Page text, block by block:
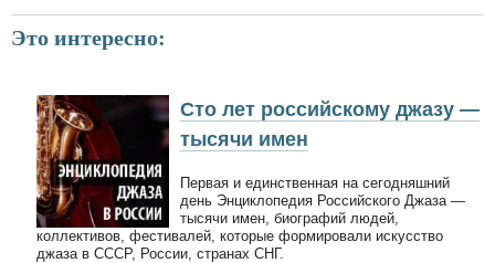
Это интересно:
Сто лет российскому джазу —
тысячи имен
Первая и единственная на сегодняшний
день Энциклопедия Российского Джаза —
тысячи имен, биографий людей,
коллективов, фестивалей, которые формировали искусство
джаза в СССР, России, странах СНГ.